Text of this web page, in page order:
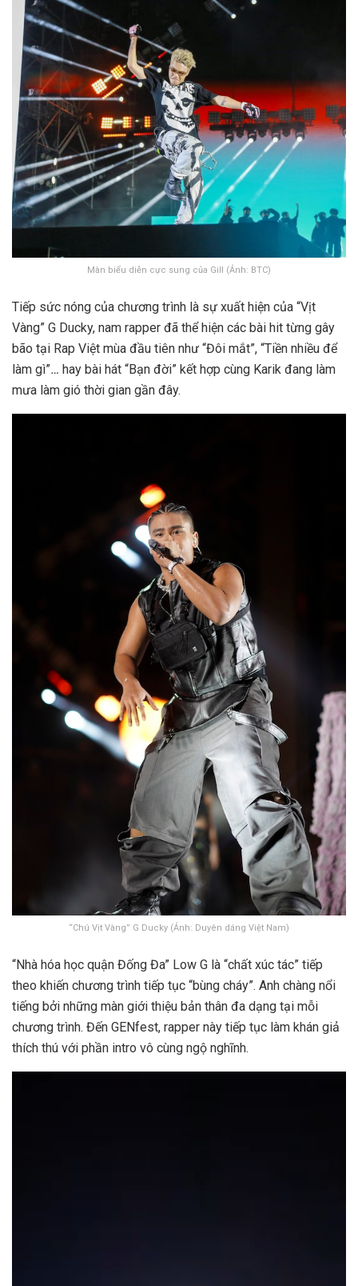
Màn biểu diễn cực sung của Gill (Ảnh: BTC)
Tiếp sức nóng của chương trình là sự xuất hiện của “Vịt
Vàng” G Ducky, nam rapper đã thể hiện các bài hit từng gây
bão tại Rap Việt mùa đầu tiên như “Đôi mắt”, “Tiền nhiều để
làm gì”… hay bài hát “Bạn đời” kết hợp cùng Karik đang làm
mưa làm gió thời gian gần đây.
“Chú Vịt Vàng” G Ducky (Ảnh: Duyên dáng Việt Nam)
“Nhà hóa học quận Đống Đa” Low G là “chất xúc tác” tiếp
theo khiến chương trình tiếp tục “bùng cháy”. Anh chàng nổi
tiếng bởi những màn giới thiệu bản thân đa dạng tại mỗi
chương trình. Đến GENfest, rapper này tiếp tục làm khán giả
thích thú với phần intro vô cùng ngộ nghĩnh.